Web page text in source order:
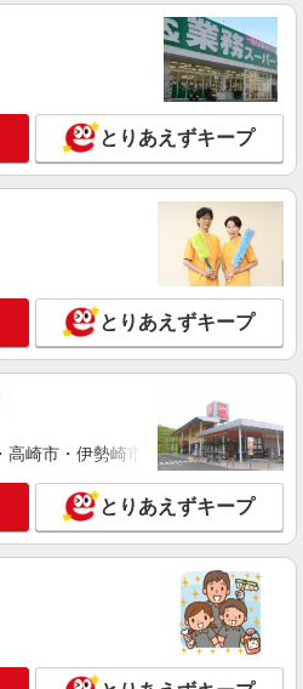
＞デイサービスでリハビリ補助・送
市
円〜2062円 ＜日払い有/週払い有/交
/交通費支給
詳細を見る
での生活補助☆新たなスキルを身
く働く♪
円〜2062円 ＜日払い有/週払い有/交
ガソリン代含む)＞
詳細を見る
社 メディカルケア事業部/熊本オフィ
◆初任者研修・未経験：時給1,320
者研修・経験者：時給1,350円〜 ◆介
よる ★週払いOK（規定あ
代市 【最寄駅】JR鹿児島本線「有
とりあえずキープ
とりあえずキープ
高崎市・伊勢崎市・太田市・館林市
とりあえずキープ